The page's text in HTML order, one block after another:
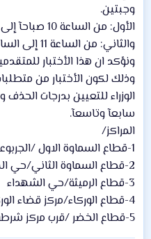
وجبتين.
الأول: من الساعة 10 صباحآ إلى الساعة 11 صباحآ.
والثاني: من الساعة 11 إلى الساعة 12ظهرآ من نفس اليوم.
ونؤكد ان هذا الأختبار
وذلك لكون الأختبار من
الوزراء للتعيين بدرجات
سابعآ وتاسعآ.
المراكز/
1-قطاع السماوة الاول /الجربوعية الاولى
2-قطاع السماوة الثاني/حي الصدر
3-قطاع الرميثة/حي الشهداء
4-قطاع الوركاء/مركز قضاء الوركاء
5-قطاع الخضر /قرب مركز شرطة الخضر